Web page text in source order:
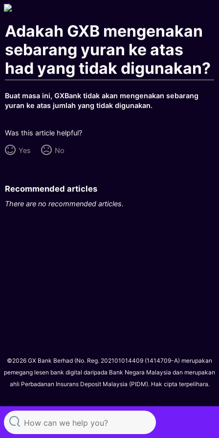
Adakah GXB mengenakan
sebarang yuran ke atas
had yang tidak digunakan?
Buat masa ini, GXBank tidak akan mengenakan sebarang
yuran ke atas jumlah yang tidak digunakan.
Was this article helpful?
Yes No
Recommended articles
There are no recommended articles.
©2026 GX Bank Berhad (No. Reg. 202101014409 (1414709-A) merupakan
pemegang lesen bank digital daripada Bank Negara Malaysia dan merupakan
ahli Perbadanan Insurans Deposit Malaysia (PIDM). Hak cipta terpelihara.